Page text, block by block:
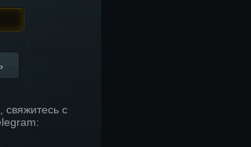
свяжитесь с